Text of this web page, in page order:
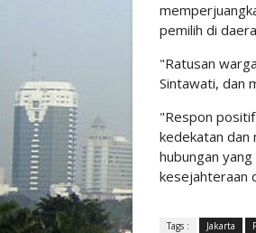
pemilih di
"Ratusan
Sintawati, dan
"Respon
kedekatan dan
hubungan
kesejahteraan
Tags : Jakarta